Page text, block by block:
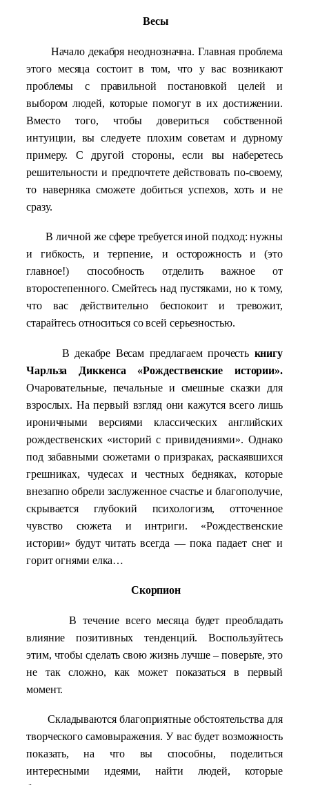
Весы
Начало декабря неоднозначна. Главная проблема
этого месяца состоит в том, что у вас возникают
проблемы с правильной постановкой целей и
выбором людей, которые помогут в их достижении.
Вместо того, чтобы довериться собственной
интуиции, вы следуете плохим советам и дурному
примеру. С другой стороны, если вы наберетесь
решительности и предпочтете действовать по-своему,
то наверняка сможете добиться успехов, хоть и не
сразу.
В личной же сфере требуется иной подход: нужны
и гибкость, и терпение, и осторожность и (это
главное!) способность отделить важное от
второстепенного. Смейтесь над пустяками, но к тому,
что вас действительно беспокоит и тревожит,
старайтесь относиться со всей серьезностью.
В декабре Весам предлагаем прочесть книгу
Чарльза Диккенса «Рождественские истории».
Очаровательные, печальные и смешные сказки для
взрослых. На первый взгляд они кажутся всего лишь
ироничными версиями классических английских
рождественских «историй с привидениями». Однако
под забавными сюжетами о призраках, раскаявшихся
грешниках, чудесах и честных бедняках, которые
внезапно обрели заслуженное счастье и благополучие,
скрывается глубокий психологизм, отточенное
чувство сюжета и интриги. «Рождественские
истории» будут читать всегда — пока падает снег и
горит огнями елка…
Скорпион
В течение всего месяца будет преобладать
влияние позитивных тенденций. Воспользуйтесь
этим, чтобы сделать свою жизнь лучше – поверьте, это
не так сложно, как может показаться в первый
момент.
Складываются благоприятные обстоятельства для
творческого самовыражения. У вас будет возможность
показать, на что вы способны, поделиться
интересными идеями, найти людей, которые